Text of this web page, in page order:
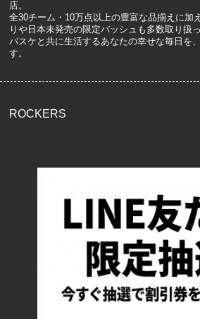
店。
全30チーム・10万点以上の豊富な品揃えに加
りや日本未発売の限定バッシュも多数取り扱
バスケと共に生活するあなたの幸せな毎日を
す。
ROCKERS
配送・送料について
返品について
お支払い方法について
特定商取引法に基づく表記
プライバシーポリシー
ロッカーズについて